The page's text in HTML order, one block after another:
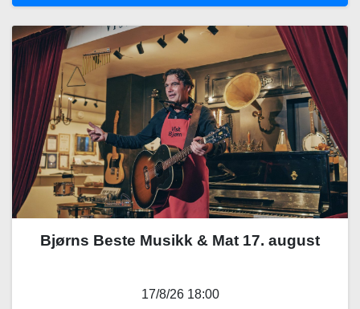
Bjørns Beste Musikk & Mat 17. august
17/8/26 18:00